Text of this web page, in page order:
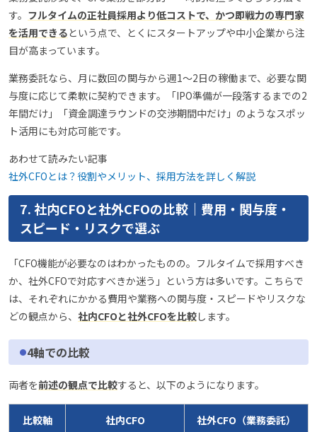
す。 フルタイムの正社員採用より低コストで、かつ即戦力の専門家
を活用できる という点で、とくにスタートアップや中小企業から注
目が高まっています。
業務委託なら、月に数回の関与から週1〜2日の稼働まで、必要な関
与度に応じて柔軟に契約できます。「IPO準備が一段落するまでの2
年間だけ」「資金調達ラウンドの交渉期間中だけ」のようなスポッ
ト活用にも対応可能です。
あわせて読みたい記事
社外CFOとは？役割やメリット、採用方法を詳しく解説
7. 社内CFOと社外CFOの比較｜費用・関与度・
スピード・リスクで選ぶ
「CFO機能が必要なのはわかったものの。フルタイムで採用すべき
か、社外CFOで対応すべきか迷う」という方は多いです。こちらで
は、それぞれにかかる費用や業務への関与度・スピードやリスクな
どの観点から、 社内CFOと社外CFOを比較します。
4軸での比較
両者を前述の観点で比較すると、以下のようになります。
比較軸 社内CFO 社外CFO（業務委託）